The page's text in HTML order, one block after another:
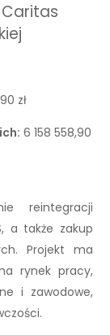
zł
6 158 558,90
reintegracji
a także zakup
Projekt ma
rynek pracy,
i zawodowe,